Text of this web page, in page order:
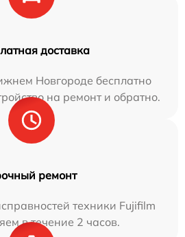
доставка
Новгороде бесплатно
на ремонт и обратно.
ремонт
техники Fujifilm
в течение 2 часов.